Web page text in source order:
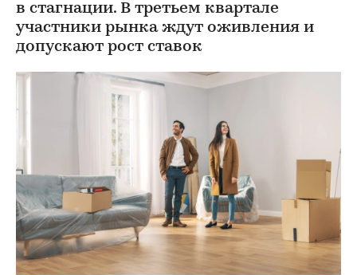
в стагнации. В третьем квартале
участники рынка ждут оживления и
допускают рост ставок